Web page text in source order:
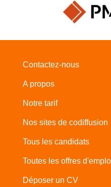
Contactez-nous
A propos
Notre tarif
Nos sites de codiffusion
Tous les candidats
Toutes les offres
Déposer un CV